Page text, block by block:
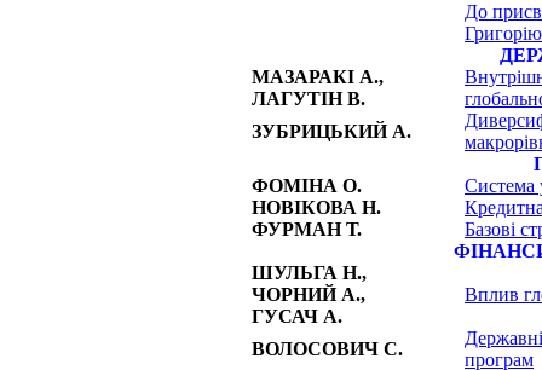
До
МАЗАРАКІ А.,
ЛАГУТІН В.
ЗУБРИЦЬКИЙ А.
ФОМІНА О.
Система
НОВІКОВА Н.
ФУРМАН Т.
Базові
ШУЛЬГА Н.,
ЧОРНИЙ А.,
ГУСАЧ А.
Вплив
ВОЛОСОВИЧ С.
програм